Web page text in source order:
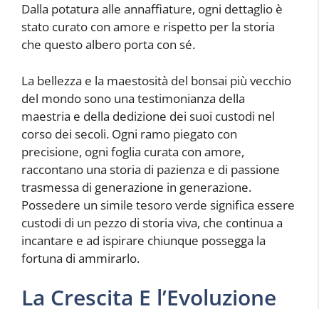
Dalla potatura alle annaffiature, ogni dettaglio è
stato curato con amore e rispetto per la storia
che questo albero porta con sé.
La bellezza e la maestosità del bonsai più vecchio
del mondo sono una testimonianza della
maestria e della dedizione dei suoi custodi nel
corso dei secoli. Ogni ramo piegato con
precisione, ogni foglia curata con amore,
raccontano una storia di pazienza e di passione
trasmessa di generazione in generazione.
Possedere un simile tesoro verde significa essere
custodi di un pezzo di storia viva, che continua a
incantare e ad ispirare chiunque possegga la
fortuna di ammirarlo.
La Crescita E l’Evoluzione